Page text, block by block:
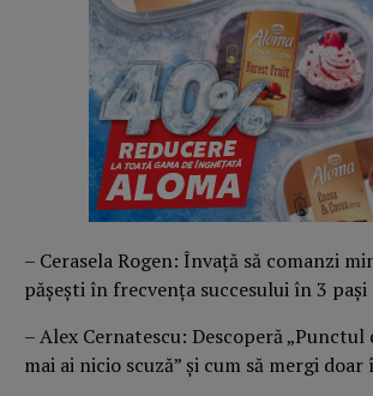
– Cerasela Rogen: Învață să comanzi
pășești în frecvența succesului în 3
– Alex Cernatescu: Descoperă „Punctul
mai ai nicio scuză” și cum să mergi